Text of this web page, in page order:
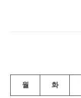
월 화